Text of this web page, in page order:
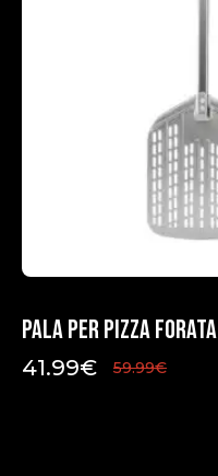
Pala per pizza forata
59.99€
41.99€